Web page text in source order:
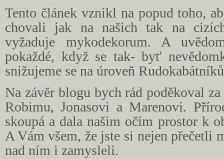
Tento článek vznikl na popud toho,
chovali jak na našich tak na
vyžaduje mykodekorum. A
pokaždé, když se tak- byť
snižujeme se na úroveň
Na závěr blogu bych rád poděkoval
Robimu, Jonasovi a Marenovi.
skoupá a dala našim očím prostor k
A Vám všem, že jste si nejen přečetli
nad ním i zamysleli.